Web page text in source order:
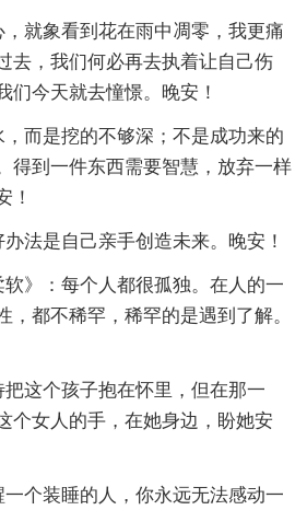
就象看到花在雨中凋零，我更痛
去，我们何必再去执着让自己伤
们今天就去憧憬。晚安！
而是挖的不够深；不是成功来的
得到一件东西需要智慧，放弃一样
！
法是自己亲手创造未来。晚安！
》：每个人都很孤独。在人的一
，都不稀罕，稀罕的是遇到了解。
这个孩子抱在怀里，但在那一
个女人的手，在她身边，盼她安
个装睡的人，你永远无法感动一